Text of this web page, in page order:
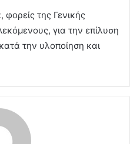
της Γενικής
για την επίλυση
την υλοποίηση και